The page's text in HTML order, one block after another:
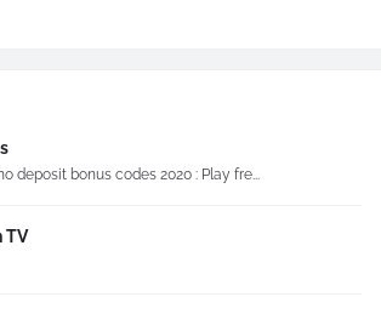
deposit bonus codes 2020 : Play fre...
TV